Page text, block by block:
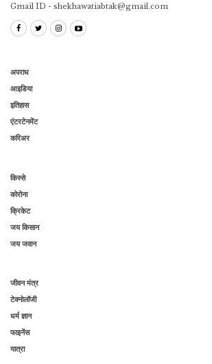
Gmail ID - shekhawatiabtak@gmail.com
अपराध
आइडिया
इतिहास
एंटरटेनमेंट
करिअर
किस्से
कोरोना
क्रिकेट
जय किसान
जय जवान
जीवन मंत्र
टेक्नोलॉजी
धर्म ज्ञान
फाइनेंस
यात्रा